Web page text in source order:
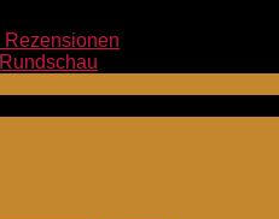
Rezensionen